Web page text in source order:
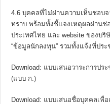
4.6 บุคคลที่ไม่ผ่านความเห็นชอบ
ทราบ พร้อมทั้งชี้แจงเหตุผลผ่าน
ประเทศไทย และ website ของบ
“ข้อมูลนักลงทุน” รวมทั้งแจ้งที่ปร
Download: แบบเสนอวาระการปร
(แบบ ก.)
Download: แบบเสนอชื่อบุคคลเพื่อ